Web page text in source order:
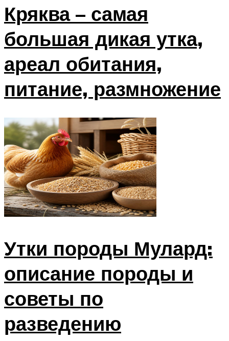
Кряква – самая
большая дикая утка,
ареал обитания,
питание, размножение
Утки породы Мулард:
описание породы и
советы по
разведению